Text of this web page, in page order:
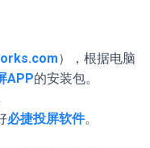
），根据电脑
APP的安装包。
必捷投屏软件。